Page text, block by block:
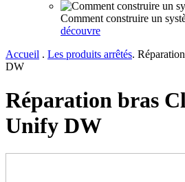
Comment construire un
découvre
Accueil . Les produits arrêtés.
DW
Réparation bras
Unify DW